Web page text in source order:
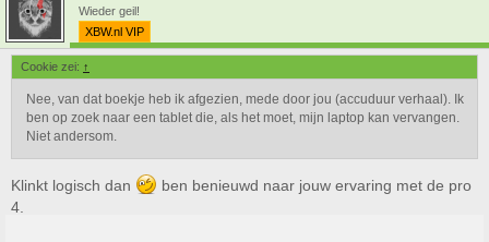
Wieder geil!
XBW.nl VIP
Cookie zei: ↑
Nee, van dat boekje heb ik afgezien, mede door jou (accuduur verhaal). Ik
ben op zoek naar een tablet die, als het moet, mijn laptop kan vervangen.
Niet andersom.
Klinkt logisch dan
ben benieuwd naar jouw ervaring met de pro
4.